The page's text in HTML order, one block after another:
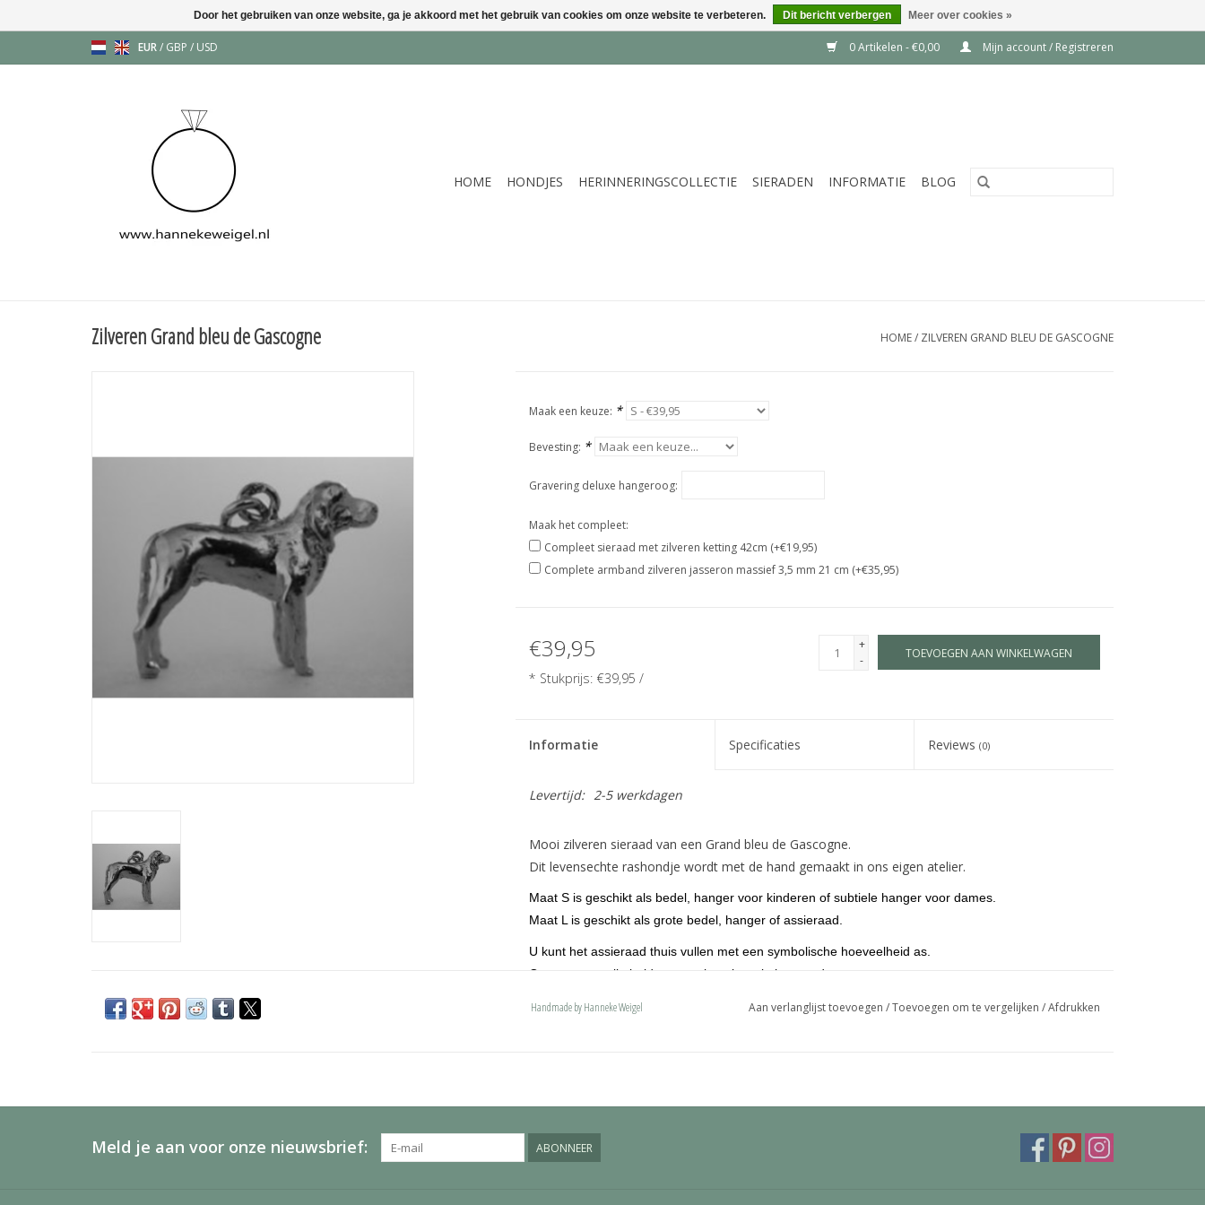
EUR/ GBP / USD 0 Artikelen - €0,00 Mijn account / Registreren
HOME HONDJES HERINNERINGSCOLLECTIE SIERADEN INFORMATIE BLOG
Zilveren Grand bleu de Gascogne HOME/ ZILVEREN GRAND BLEU DE GASCOGNE
Maak een keuze: *
Bevesting: *
Gravering deluxe hangeroog:
Maak het compleet:
Compleet sieraad met zilveren ketting 42cm (+€19,95)
Complete armband zilveren jasseron massief 3,5 mm 21 cm (+€35,95)
€39,95
* Stukprijs: €39,95 /
+
-
TOEVOEGEN AAN WINKELWAGEN
Informatie Specificaties Reviews(0)
Levertijd: 2-5 werkdagen
Mooi zilveren sieraad van een Grand bleu de Gascogne.
Dit levensechte rashondje wordt met de hand gemaakt in ons eigen atelier.
Maat S is geschikt als bedel, hanger voor kinderen of subtiele hanger voor dames.
Maat L is geschikt als grote bedel, hanger of assieraad.
U kunt het assieraad thuis vullen met een symbolische hoeveelheid as.
Op aanvraag zijn beide maten leverbaar in het goud.
De hondjes zijn voorzien van een ovaal hangeroog maar kunnen ook voorzien worden van een
Handmade by Hanneke Weigel Aan verlanglijst toevoegen /Toevoegen om te vergelijken /Afdrukken
Meld je aan voor onze nieuwsbrief: ABONNEER
Door het gebruiken van onze website, ga je akkoord met het gebruik van cookies om onze website te verbeteren. Dit bericht verbergen Meer over cookies »